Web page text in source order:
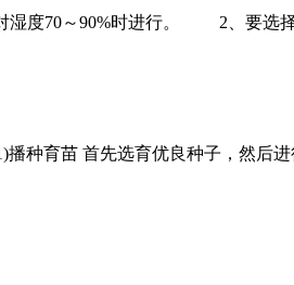
湿度70～90%时进行。 2、要选
种育苗 首先选育优良种子，然后